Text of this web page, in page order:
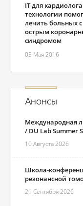
IT для
технологии
лечить больных с
острым
синдромом
05 Мая 2016
Анонсы
Международная
/ DU Lab Summer
10 Августа 2026
Школа-
резонансной
21 Сентября 2026